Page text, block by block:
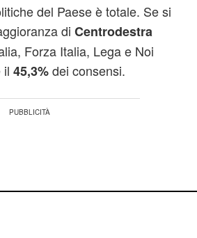
del Paese è totale. Se si
di Centrodestra
Forza Italia, Lega e Noi
il 45,3%dei consensi.